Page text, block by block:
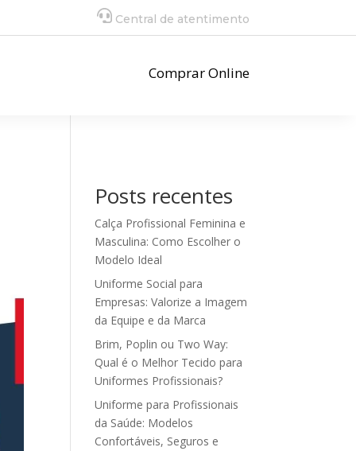
Central de atentimento
Comprar Online
Posts recentes
Calça Profissional Feminina e
Masculina: Como Escolher o
Modelo Ideal
Uniforme Social para
Empresas: Valorize a Imagem
da Equipe e da Marca
Brim, Poplin ou Two Way:
Qual é o Melhor Tecido para
Uniformes Profissionais?
Uniforme para Profissionais
da Saúde: Modelos
Confortáveis, Seguros e